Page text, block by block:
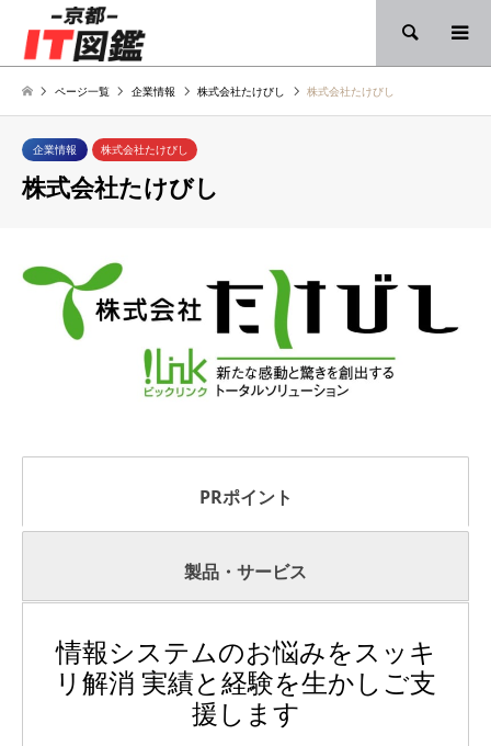
検索
ページ一覧 企業情報 株式会社たけびし 株式会社たけびし
企業情報 株式会社たけびし
株式会社たけびし
PRポイント
製品・サービス
情報システムのお悩みをスッキ
リ解消 実績と経験を生かしご支
援します